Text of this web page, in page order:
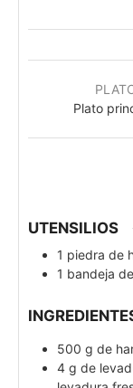
Plato
UTENSILIOS
1 piedra de
1 bandeja
500 g de
4 g de